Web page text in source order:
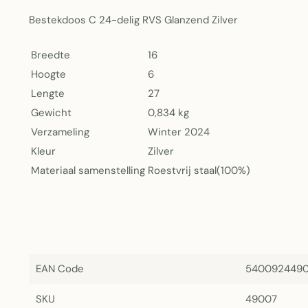
Bestekdoos C 24-delig RVS Glanzend Zilver
Breedte
16
Hoogte
6
Lengte
27
Gewicht
0,834 kg
Verzameling
Winter 2024
Kleur
Zilver
Materiaal samenstelling Roestvrij staal(100%)
EAN Code
SKU 49007